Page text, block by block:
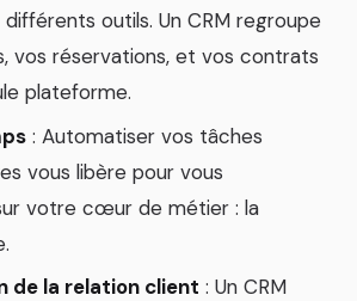
outils. Un CRM regroupe
vos réservations, et vos contrats
plateforme.
: Automatiser vos tâches
vous libère pour vous
votre cœur de métier : la
de la relation client : Un CRM